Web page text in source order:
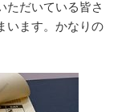
ただいている皆さ
います。かなりの